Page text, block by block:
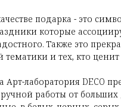
подарка - это
которые
Также это
и тех, кто
Арт-лаборатория DECO
работы от